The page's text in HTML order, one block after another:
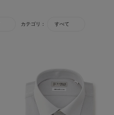
カテゴリ： すべて